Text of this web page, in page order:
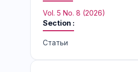
Vol. 5 No. 8 (2026)
Section
Статьи